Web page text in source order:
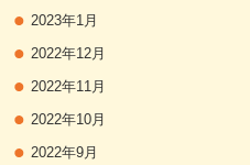
2023年1月
2022年12月
2022年11月
2022年10月
2022年9月